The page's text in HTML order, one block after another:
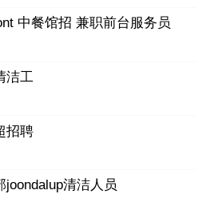
中餐馆招 兼职前台服务员
洁工
招聘
joondalup清洁人员